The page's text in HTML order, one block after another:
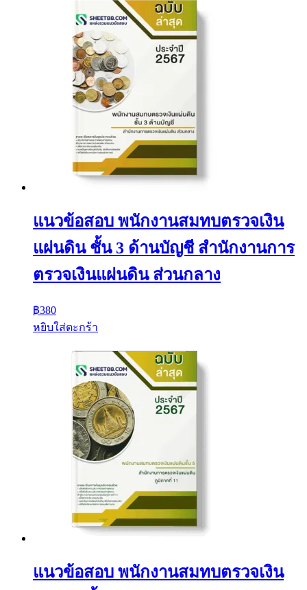
แนวข้อสอบ พนักงานสมทบตรวจเงิน
แผ่นดิน ชั้น 3 ด้านบัญชี สํานักงานการ
ตรวจเงินแผ่นดิน ส่วนกลาง
฿380
หยิบใส่ตะกร้า
แนวข้อสอบ พนักงานสมทบตรวจเงิน